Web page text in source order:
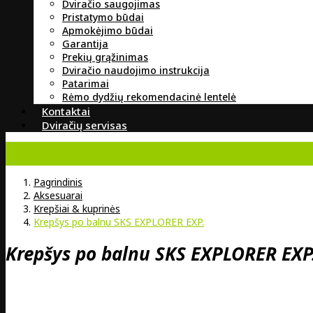
Dviračio saugojimas
Pristatymo būdai
Apmokėjimo būdai
Garantija
Prekių grąžinimas
Dviračio naudojimo instrukcija
Patarimai
Rėmo dydžių rekomendacinė lentelė
Kontaktai
Dviračių servisas
Pagrindinis
Aksesuarai
Krepšiai & kuprinės
Krepšys po balnu SKS EXPLORER EXP.
Krepšys po balnu SKS EXPLORER